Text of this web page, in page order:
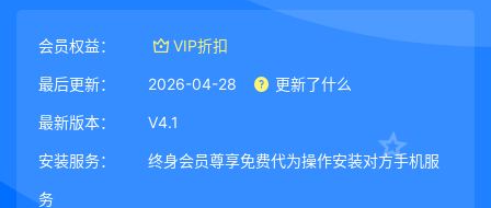
会员权益： VIP折扣
最后更新： 2026-04-28 更新了什么
最新版本： V4.1
安装服务： 终身会员尊享免费代为操作安装对方手机服
务